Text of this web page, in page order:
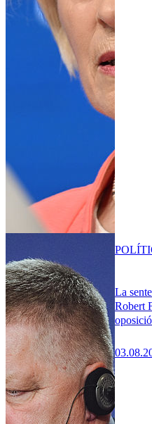
La
Robert